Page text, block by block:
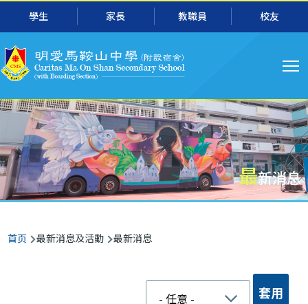
跳转到主要内容
學生 家長 教職員 校友
主
航
最新消息
面
包
首页 最新消息及活動 最新消息